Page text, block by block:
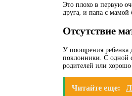
Это плохо в первую
друга, и папа с мамой
Отсутствие
У поощрения ребенка
поклонники. С одной
родителей или
Читайте еще: